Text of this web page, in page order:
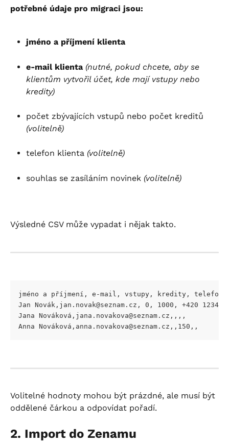
potřebné údaje pro migraci jsou:
jméno a příjmení klienta
e-mail klienta (nutné, pokud chcete, aby se
klientům vytvořil účet, kde mají vstupy nebo
kredity)
počet zbývajících vstupů nebo počet kreditů
(volitelně)
telefon klienta (volitelně)
souhlas se zasíláním novinek (volitelně)
Výsledné CSV může vypadat i nějak takto.
jméno a příjmení, e-mail, vstupy, kredity, telefon,
Jan Novák, jan.novak@seznam.cz , 0, 1000, +420
Jana Nováková, jana.novakova@seznam.cz ,,,,
Anna Nováková, anna.novakova@seznam.cz ,,150,,
Volitelné hodnoty mohou být prázdné, ale musí být
oddělené čárkou a odpovídat pořadí.
2. Import do Zenamu